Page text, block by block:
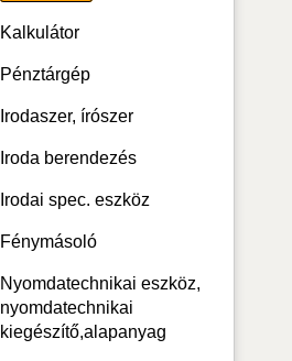
Kalkulátor
Pénztárgép
Irodaszer, írószer
Iroda berendezés
Irodai spec. eszköz
Fénymásoló
Nyomdatechnikai eszköz,
nyomdatechnikai
kiegészítő,alapanyag